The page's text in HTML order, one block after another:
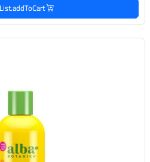
productList.addToCart